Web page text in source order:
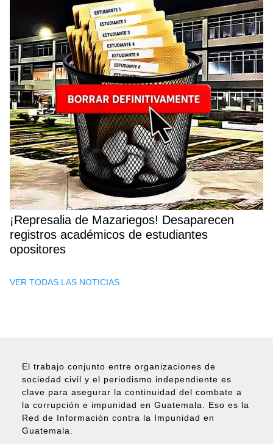
¡Represalia de Mazariegos! Desaparecen
registros académicos de estudiantes
opositores
VER TODAS LAS NOTICIAS
El trabajo conjunto entre organizaciones de
sociedad civil y el periodismo independiente es
clave para asegurar la continuidad del combate a
la corrupción e impunidad en Guatemala. Eso es la
Red de Información contra la Impunidad en
Guatemala.